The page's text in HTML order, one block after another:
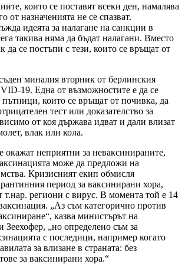
които се поставят всеки ден, намалява
от назначенията не се спазват.
идеята за налагане на санкции в
такива няма да бъдат налагани. Вместо
да се постъпи с тези, които се връщат от
миналия вторник от берлинския
19. Една от възможностите е да се
които се връщат от почивка, да
тест или доказателство за
от коя държава идват и дали влизат
влак или кола.
окажат неприятни за неваксинираните,
може да предложи на
Кризисният екип обмисля
период за ваксинирани хора,
т.нар. региони с вирус. В момента той е 14
„Аз съм категорично против
казва министърът на
Зеехофер, „но определено съм за
с последици, например когато
за влизане в страната: без
за ваксинирани хора.“